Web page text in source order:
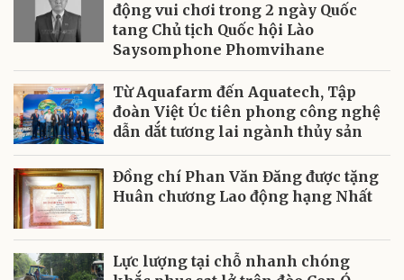
động vui chơi trong 2 ngày Quốc
tang Chủ tịch Quốc hội Lào
Saysomphone Phomvihane
Từ Aquafarm đến Aquatech, Tập
đoàn Việt Úc tiên phong công nghệ
dẫn dắt tương lai ngành thủy sản
Đồng chí Phan Văn Đăng được tặng
Huân chương Lao động hạng Nhất
Lực lượng tại chỗ nhanh chóng